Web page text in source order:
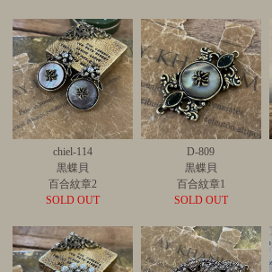
chiel-114
黒蝶貝
百合紋章2
SOLD OUT
D-809
黒蝶貝
百合紋章1
SOLD OUT